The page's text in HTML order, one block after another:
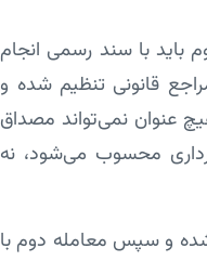
117 قانون ثبت، معامله دوم باید با سند رسمی انجام
قانونی تنظیم شده و
عنوان نمی‌تواند مصداق
محسوب می‌شود، نه
و سپس معامله دوم با